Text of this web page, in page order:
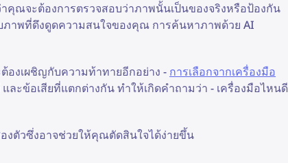
คุณจะต้องการตรวจสอบว่าภาพนั้นเป็นของจริงหรือป้องกัน
ภาพที่ดึงดูดความสนใจของคุณ การค้นหาภาพด้วย AI
งเผชิญกับความท้าทายอีกอย่าง - การเลือกจากเครื่องมือ
ละข้อเสียที่แตกต่างกัน ทำให้เกิดคำถามว่า - เครื่องมือไหนดี
งตัวซึ่งอาจช่วยให้คุณตัดสินใจได้ง่ายขึ้น